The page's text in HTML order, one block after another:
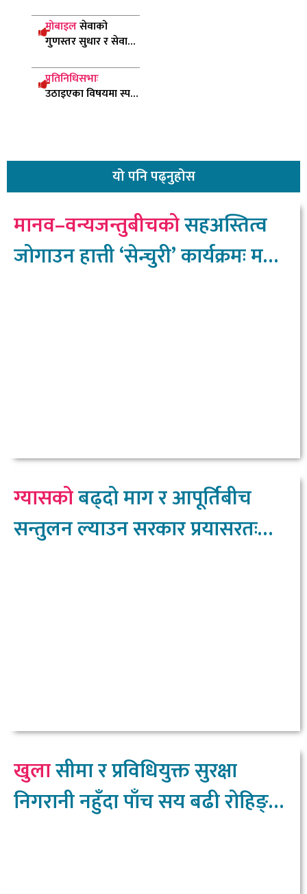
नेपाल छिरे
मोबाइलसेवाको
गुणस्तर सुधार र सेवा
दूरसञ्चार प्राधिकरणको
निर्देशन
प्रतिनिधिसभाः
उठाइएका विषयमा स्पष्ट
योपनि पढ्नुहोस
मानव–वन्यजन्तुबीचकोसहअस्तित्व
जोगाउन हात्ती ‘सेन्चुरी’ कार्यक्रमः मन्त्री
ग्यासकोबढ्दो माग र आपूर्तिबीच
सन्तुलन ल्याउन सरकार प्रयासरतः
खुलासीमा र प्रविधियुक्त सुरक्षा
निगरानी नहुँदा पाँच सय बढी रोहिङ्ग्या